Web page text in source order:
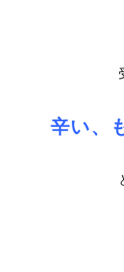
辛い、